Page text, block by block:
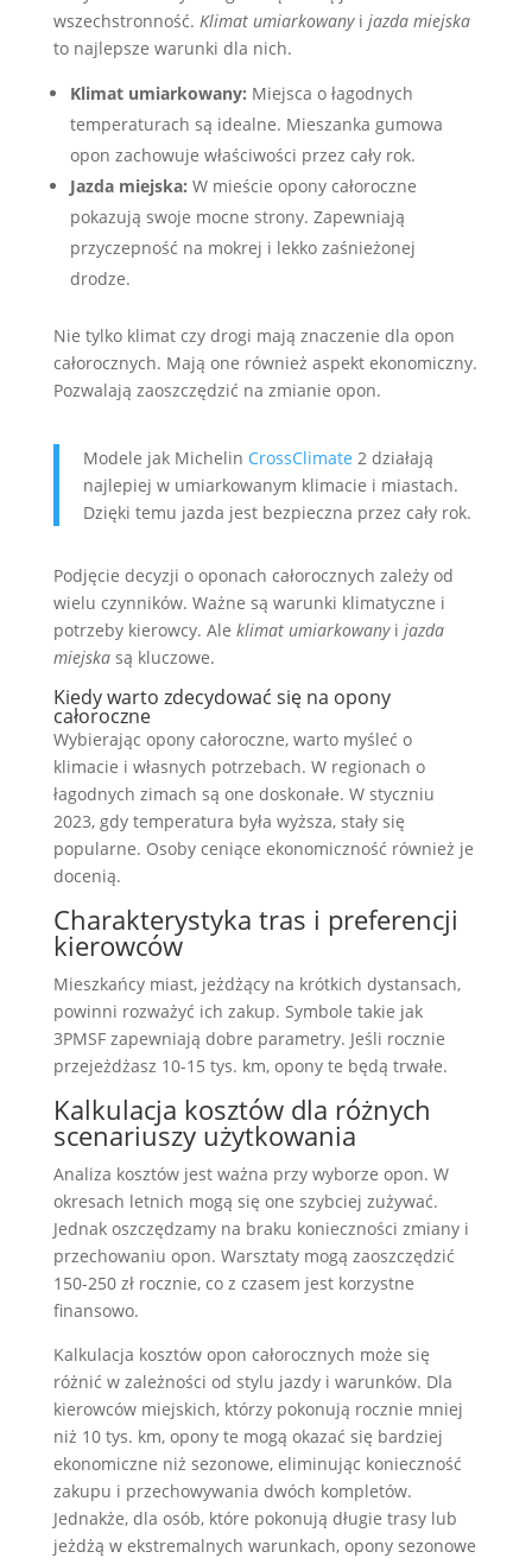
wszechstronność. Klimat umiarkowanyi jazda miejska
to najlepsze warunki dla nich.
Klimat umiarkowany: Miejsca o łagodnych
temperaturach są idealne. Mieszanka gumowa
opon zachowuje właściwości przez cały rok.
Jazda miejska: W mieście opony całoroczne
pokazują swoje mocne strony. Zapewniają
przyczepność na mokrej i lekko zaśnieżonej
drodze.
Nie tylko klimat czy drogi mają znaczenie dla opon
całorocznych. Mają one również aspekt ekonomiczny.
Pozwalają zaoszczędzić na zmianie opon.
Modele jak Michelin CrossClimate 2 działają
najlepiej w umiarkowanym klimacie i miastach.
Dzięki temu jazda jest bezpieczna przez cały rok.
Podjęcie decyzji o oponach całorocznych zależy od
wielu czynników. Ważne są warunki klimatyczne i
potrzeby kierowcy. Ale klimat umiarkowanyi jazda
miejskasą kluczowe.
Kiedy warto zdecydować się na opony
całoroczne
Wybierając opony całoroczne, warto myśleć o
klimacie i własnych potrzebach. W regionach o
łagodnych zimach są one doskonałe. W styczniu
2023, gdy temperatura była wyższa, stały się
popularne. Osoby ceniące ekonomiczność również je
docenią.
Charakterystyka tras i preferencji
kierowców
Mieszkańcy miast, jeżdżący na krótkich dystansach,
powinni rozważyć ich zakup. Symbole takie jak
3PMSF zapewniają dobre parametry. Jeśli rocznie
przejeżdżasz 10-15 tys. km, opony te będą trwałe.
Kalkulacja kosztów dla różnych
scenariuszy użytkowania
Analiza kosztów jest ważna przy wyborze opon. W
okresach letnich mogą się one szybciej zużywać.
Jednak oszczędzamy na braku konieczności zmiany i
przechowaniu opon. Warsztaty mogą zaoszczędzić
150-250 zł rocznie, co z czasem jest korzystne
finansowo.
Kalkulacja kosztów opon całorocznych może się
różnić w zależności od stylu jazdy i warunków. Dla
kierowców miejskich, którzy pokonują rocznie mniej
niż 10 tys. km, opony te mogą okazać się bardziej
ekonomiczne niż sezonowe, eliminując konieczność
zakupu i przechowywania dwóch kompletów.
Jednakże, dla osób, które pokonują długie trasy lub
jeżdżą w ekstremalnych warunkach, opony sezonowe